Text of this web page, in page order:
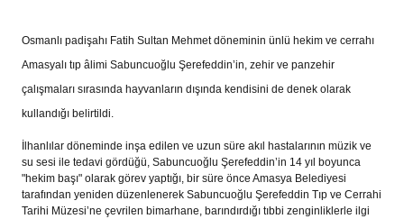
Osmanlı padişahı Fatih Sultan Mehmet döneminin ünlü hekim ve cerrahı
Amasyalı tıp âlimi Sabuncuoğlu Şerefeddin’in, zehir ve panzehir
çalışmaları sırasında hayvanların dışında kendisini de denek olarak
kullandığı belirtildi.
İlhanlılar döneminde inşa edilen ve uzun süre akıl hastalarının müzik ve
su sesi ile tedavi gördüğü, Sabuncuoğlu Şerefeddin’in 14 yıl boyunca
"hekim başı" olarak görev yaptığı, bir süre önce Amasya Belediyesi
tarafından yeniden düzenlenerek Sabuncuoğlu Şerefeddin Tıp ve Cerrahi
Tarihi Müzesi’ne çevrilen bimarhane, barındırdığı tıbbi zenginliklerle ilgi